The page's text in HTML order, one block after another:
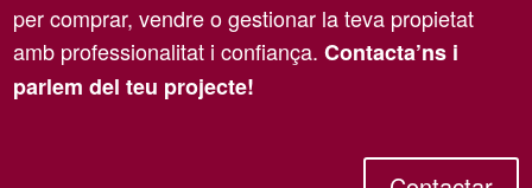
per comprar, vendre o gestionar la teva propietat
amb professionalitat i confiança.Contacta’ns i
parlem del teu projecte!